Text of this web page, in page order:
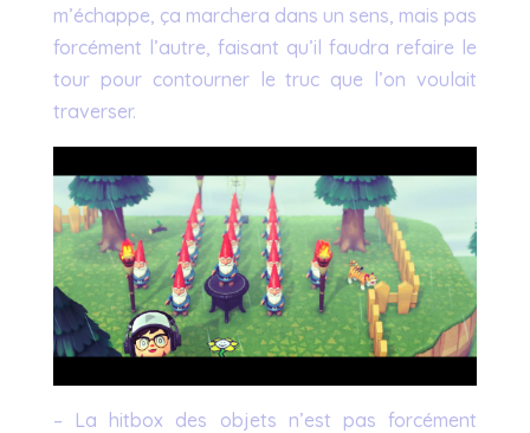
m’échappe, ça marchera dans un sens, mais pas
forcément l’autre, faisant qu’il faudra refaire le
tour pour contourner le truc que l’on voulait
traverser.
– La hitbox des objets n’est pas forcément